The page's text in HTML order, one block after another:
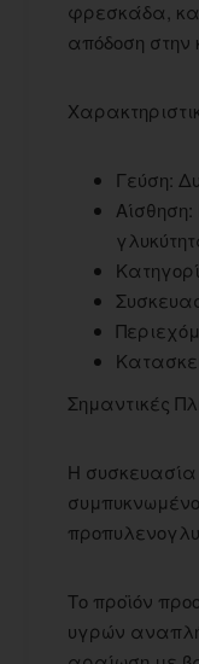
φρεσκάδα,
απόδοση στην
Γεύση:
Σημαντικές
Η συσκευασία
Το προϊόν
υγρών